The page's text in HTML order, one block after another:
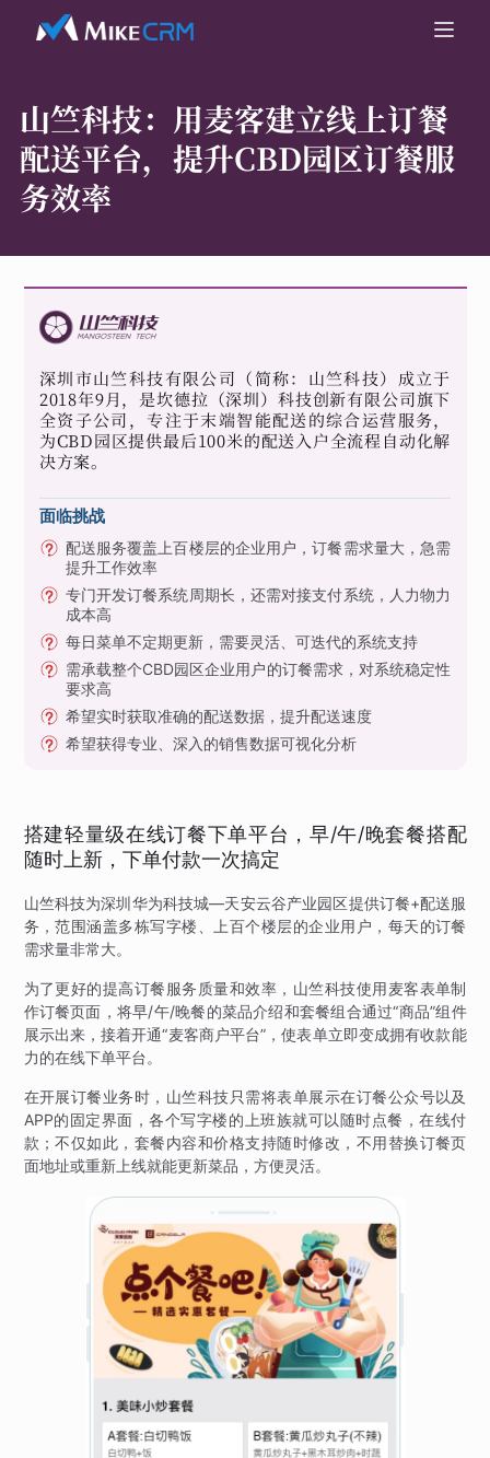
山竺科技： 用麦客建立线上订餐
配送平台，提升CBD园区订餐服
务效率
深圳市山竺科技有限公司（简称：山竺科技）成立于
2018年9月，是坎德拉（深圳）科技创新有限公司旗下
全资子公司，专注于末端智能配送的综合运营服务，
为CBD园区提供最后100米的配送入户全流程自动化解
决方案。
面临挑战
配送服务覆盖上百楼层的企业用户，订餐需求量大，急需
提升工作效率
专门开发订餐系统周期长，还需对接支付系统，人力物力
成本高
每日菜单不定期更新，需要灵活、可迭代的系统支持
需承载整个CBD园区企业用户的订餐需求，对系统稳定性
要求高
希望实时获取准确的配送数据，提升配送速度
希望获得专业、深入的销售数据可视化分析
搭建轻量级在线订餐下单平台，早/午/晚套餐搭配
随时上新，下单付款一次搞定
山竺科技为深圳华为科技城—天安云谷产业园区提供订餐+配送服
务，范围涵盖多栋写字楼、上百个楼层的企业用户，每天的订餐
需求量非常大。
为了更好的提高订餐服务质量和效率，山竺科技使用麦客表单制
作订餐页面，将早/午/晚餐的菜品介绍和套餐组合通过“商品”组件
展示出来，接着开通“麦客商户平台”，使表单立即变成拥有收款能
力的在线下单平台。
在开展订餐业务时，山竺科技只需将表单展示在订餐公众号以及
APP的固定界面，各个写字楼的上班族就可以随时点餐，在线付
款；不仅如此，套餐内容和价格支持随时修改，不用替换订餐页
面地址或重新上线就能更新菜品，方便灵活。